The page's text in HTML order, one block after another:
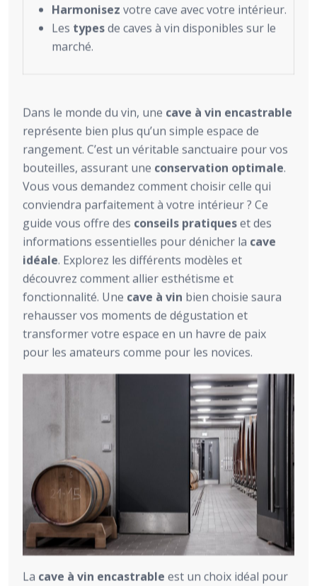
Harmonisez votre cave avec votre intérieur.
Les typesde caves à vin disponibles sur le
marché.
Dans le monde du vin, une cave à vin encastrable
représente bien plus qu’un simple espace de
rangement. C’est un véritable sanctuaire pour vos
bouteilles, assurant une conservation optimale.
Vous vous demandez comment choisir celle qui
conviendra parfaitement à votre intérieur ? Ce
guide vous offre des conseils pratiqueset des
informations essentielles pour dénicher la cave
idéale. Explorez les différents modèles et
découvrez comment allier esthétisme et
fonctionnalité. Une cave à vin bien choisie saura
rehausser vos moments de dégustation et
transformer votre espace en un havre de paix
pour les amateurs comme pour les novices.
La cave à vin encastrable est un choix idéal pour